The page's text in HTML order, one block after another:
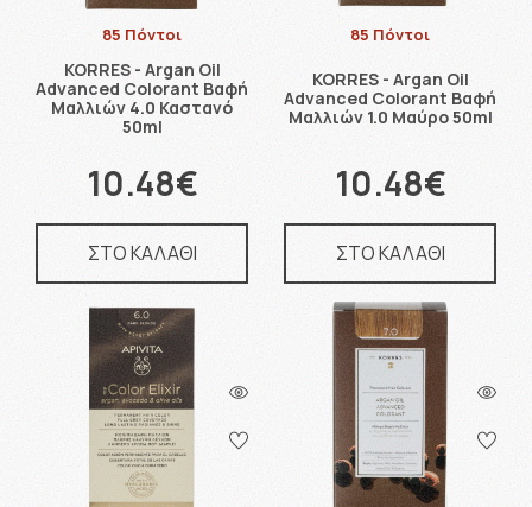
85 Πόντοι
KORRES - Argan Oil
Advanced Colorant Βαφή
Μαλλιών 4.0 Καστανό
50ml
10.48€
ΣΤΟ ΚΑΛΑΘΙ
85 Πόντοι
KORRES - Argan Oil
Advanced Colorant Βαφή
Μαλλιών 1.0 Μαύρο 50ml
10.48€
ΣΤΟ ΚΑΛΑΘΙ